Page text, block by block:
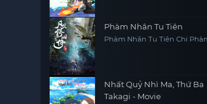
Phàm Nhân Tu Tiên
Phàm Nhân Tu Tiên Chi
Nhất Quỷ Nhì Ma, Thứ Ba
Takagi - Movie